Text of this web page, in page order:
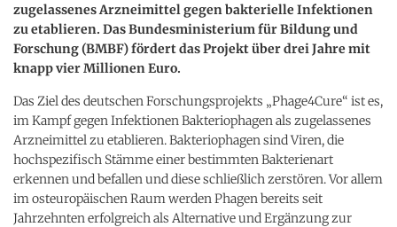
zugelassenes Arzneimittel gegen bakterielle Infektionen
zu etablieren. Das Bundesministerium für Bildung und
Forschung (BMBF) fördert das Projekt über drei Jahre mit
knapp vier Millionen Euro.
Das Ziel des deutschen Forschungsprojekts „Phage4Cure“ ist es,
im Kampf gegen Infektionen Bakteriophagen als zugelassenes
Arzneimittel zu etablieren. Bakteriophagen sind Viren, die
hochspezifisch Stämme einer bestimmten Bakterienart
erkennen und befallen und diese schließlich zerstören. Vor allem
im osteuropäischen Raum werden Phagen bereits seit
Jahrzehnten erfolgreich als Alternative und Ergänzung zur